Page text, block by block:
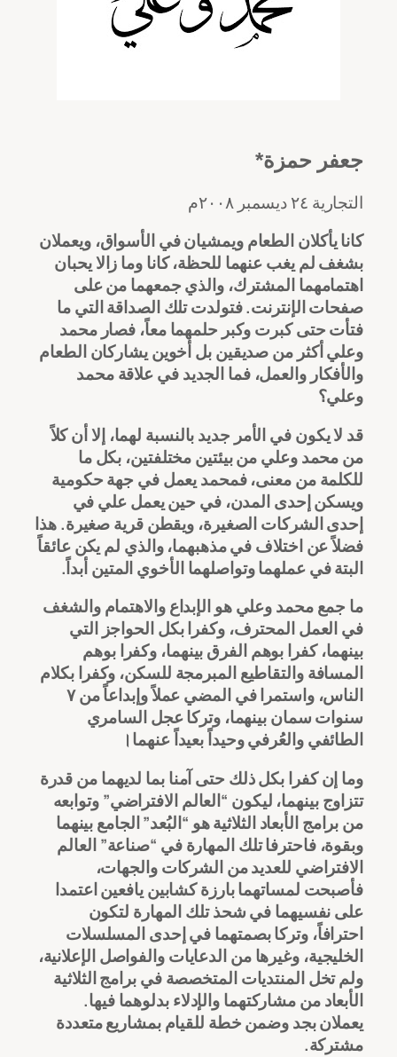
جعفر حمزة*
التجارية ٢٤ ديسمبر ٢٠٠٨م
كانا يأكلان الطعام ويمشيان في الأسواق، ويعملان
بشغف لم يغب عنهما للحظة، كانا وما زالا يحبان
اهتمامهما المشترك، والذي جمعهما من على
صفحات الإنترنت. فتولدت تلك الصداقة التي ما
فتأت حتى كبرت وكبر حلمهما معاً، فصار محمد
وعلي أكثر من صديقين بل أخوين يشاركان الطعام
والأفكار والعمل، فما الجديد في علاقة محمد
وعلي؟
قد لا يكون في الأمر جديد بالنسبة لهما، إلا أن كلاً
من محمد وعلي من بيئتين مختلفتين، بكل ما
للكلمة من معنى، فمحمد يعمل في جهة حكومية
ويسكن إحدى المدن، في حين يعمل علي في
إحدى الشركات الصغيرة، ويقطن قرية صغيرة. هذا
فضلاً عن اختلاف في مذهبهما، والذي لم يكن عائقاً
البتة في عملهما وتواصلهما الأخوي المتين أبداً.
ما جمع محمد وعلي هو الإبداع والاهتمام والشغف
في العمل المحترف، وكفرا بكل الحواجز التي
بينهما، كفرا بوهم الفرق بينهما، وكفرا بوهم
المسافة والتقاطيع المبرمجة للسكن، وكفرا بكلام
الناس، واستمرا في المضي عملاً وإبداعاً من ٧
سنوات سمان بينهما، وتركا عجل السامري
الطائفي والعُرفي وحيداً بعيداً عنهما।
وما إن كفرا بكل ذلك حتى آمنا بما لديهما من قدرة
تتزاوج بينهما، ليكون “العالم الافتراضي” وتوابعه
من برامج الأبعاد الثلاثية هو “البُعد” الجامع بينهما
وبقوة، فاحترفا تلك المهارة في “صناعة” العالم
الافتراضي للعديد من الشركات والجهات،
فأصبحت لمساتهما بارزة كشابين يافعين اعتمدا
على نفسيهما في شحذ تلك المهارة لتكون
احترافاً، وتركا بصمتهما في إحدى المسلسلات
الخليجية، وغيرها من الدعايات والفواصل الإعلانية،
ولم تخل المنتديات المتخصصة في برامج الثلاثية
الأبعاد من مشاركتهما والإدلاء بدلوهما فيها.
يعملان بجد وضمن خطة للقيام بمشاريع متعددة
مشتركة.